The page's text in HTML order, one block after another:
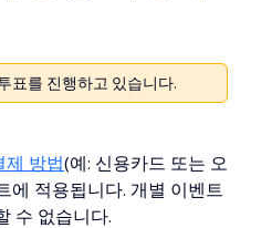
표를 진행하고 있습니다.
제 방법(예: 신용카드 또는 오
에 적용됩니다. 개별 이벤트
수 없습니다.